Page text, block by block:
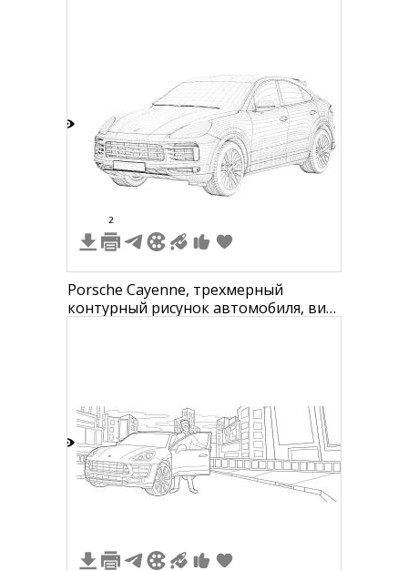
2
Porsche Cayenne, трехмерный
контурный рисунок автомобиля, вид